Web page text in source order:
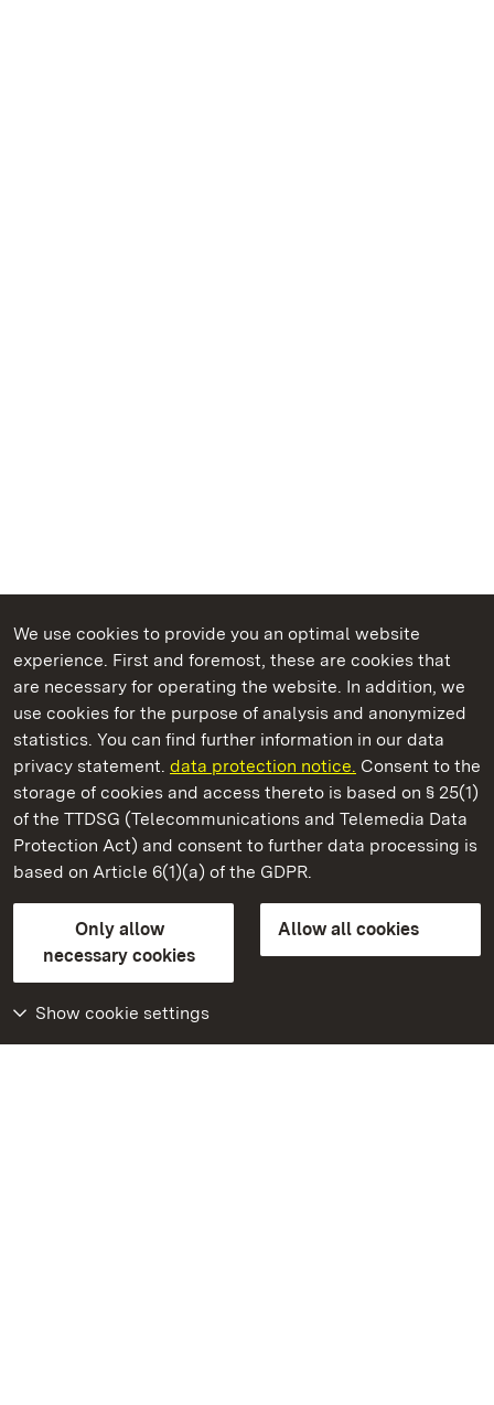
We use cookies to provide you an optimal website
experience. First and foremost, these are cookies that
are necessary for operating the website. In addition, we
use cookies for the purpose of analysis and anonymized
statistics. You can find further information in our data
privacy statement. data protection notice. Consent to the
storage of cookies and access thereto is based on § 25(1)
of the TTDSG (Telecommunications and Telemedia Data
Protection Act) and consent to further data processing is
based on Article 6(1)(a) of the GDPR.
Only allow
necessary cookies
Allow all cookies
Show cookie settings
State Palaces and Gardens of Baden-Wuerttemberg
Maulbronn Monastery
State Palaces and Gardens of Baden-Wuerttemberg
Contact usFAQMasthead
Declaration on barrier-free access
BITV-konform (geprüfte Seiten)